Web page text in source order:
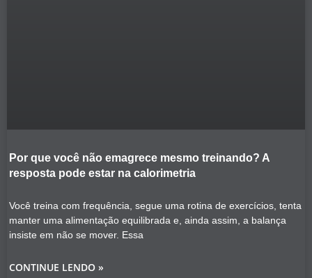
Por que você não emagrece mesmo treinando? A
resposta pode estar na calorimetria
Você treina com frequência, segue uma rotina de exercícios, tenta
manter uma alimentação equilibrada e, ainda assim, a balança
insiste em não se mover. Essa
CONTINUE LENDO »